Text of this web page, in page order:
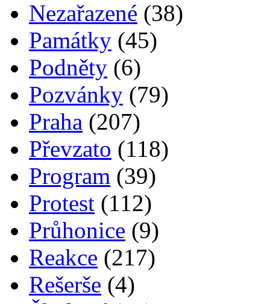
Nezařazené (38)
Památky (45)
Podněty (6)
Pozvánky (79)
Praha (207)
Převzato (118)
Program (39)
Protest (112)
Průhonice (9)
Reakce (217)
Rešerše (4)